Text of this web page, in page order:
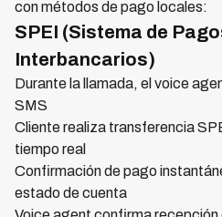
con métodos de pago locales:
SPEI (Sistema de
Interbancarios)
Durante la llamada, el voice
SMS
Cliente realiza transferencia
tiempo real
Confirmación de pago
estado de cuenta